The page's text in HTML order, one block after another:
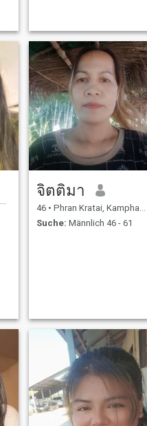
จิตติมา
46 • Phran Kratai, Kamphaeng Phet, Thailand
Suche: Männlich 46 - 61